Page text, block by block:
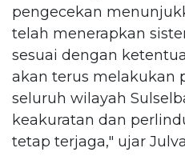
pengecekan
telah menerapkan
sesuai dengan
akan terus melakukan
seluruh wilayah
keakuratan dan
tetap terjaga," ujar